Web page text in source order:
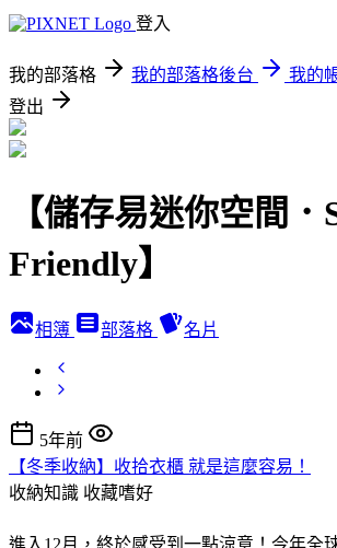
登入
我的部落格 我的部落格後台
我的
登出
【儲存易迷你空間．
Friendly】
相簿 部落格 名片
5年前
【冬季收納】收拾衣櫃 就是這麼容易！
收納知識 收藏嗜好
進入12月，終於感受到一點涼意！今年全